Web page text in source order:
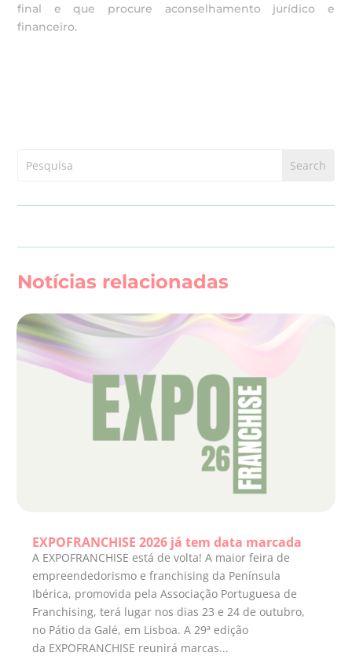
final e que procure aconselhamento jurídico e
financeiro.
Notícias relacionadas
EXPOFRANCHISE 2026 já tem data marcada
A EXPOFRANCHISE está de volta! A maior feira de
empreendedorismo e franchising da Península
Ibérica, promovida pela Associação Portuguesa de
Franchising, terá lugar nos dias 23 e 24 de outubro,
no Pátio da Galé, em Lisboa. A 29ª edição
da EXPOFRANCHISE reunirá marcas...